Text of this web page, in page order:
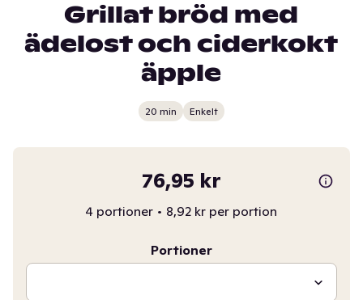
Grillat bröd med
ädelost och ciderkokt
äpple
20 min Enkelt
76,95 kr
4 portioner • 8,92 kr per portion
Portioner